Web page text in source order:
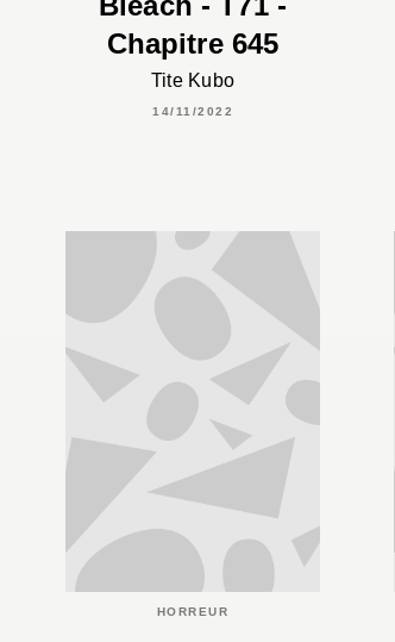
Chapitre 645
Tite Kubo
14/11/2022
HORREUR